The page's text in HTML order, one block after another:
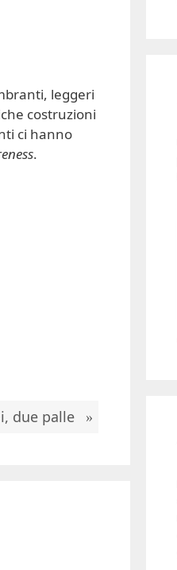
leggeri
costruzioni
ci hanno
.
due palle